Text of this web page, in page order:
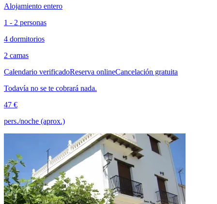
Alojamiento entero
1 - 2 personas
4 dormitorios
2 camas
Calendario verificadoReserva onlineCancelación gratuita
Todavía no se te cobrará nada.
47 €
pers./noche (aprox.)